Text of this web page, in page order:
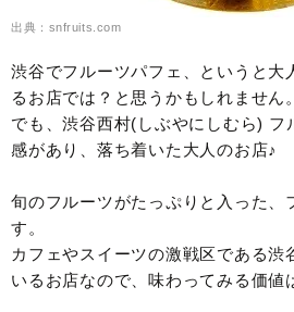
出典：snfruits.com
渋谷でフルーツパフェ、というと大
るお店では？と思うかもしれません。
でも、渋谷西村(しぶやにしむら) フ
感があり、落ち着いた大人のお店♪
旬のフルーツがたっぷりと入った、
す。
カフェやスイーツの激戦区である渋
いるお店なので、味わってみる価値